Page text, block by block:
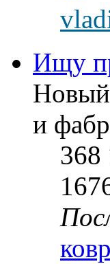
Ищу
Новый
и
368